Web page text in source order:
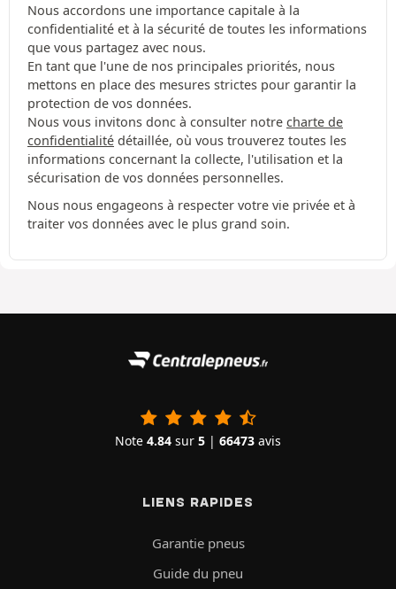
Nous accordons une importance capitale à la
confidentialité et à la sécurité de toutes les informations
que vous partagez avec nous.
En tant que l'une de nos principales priorités, nous
mettons en place des mesures strictes pour garantir la
protection de vos données.
Nous vous invitons donc à consulter notre charte de
confidentialité détaillée, où vous trouverez toutes les
informations concernant la collecte, l'utilisation et la
sécurisation de vos données personnelles.
Nous nous engageons à respecter votre vie privée et à
traiter vos données avec le plus grand soin.
Note 4.84 sur 5 | 66473 avis
LIENS RAPIDES
Garantie pneus
Guide du pneu